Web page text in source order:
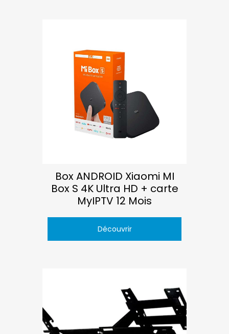
Box ANDROID Xiaomi MI
Box S 4K Ultra HD + carte
MyIPTV 12 Mois
Découvrir